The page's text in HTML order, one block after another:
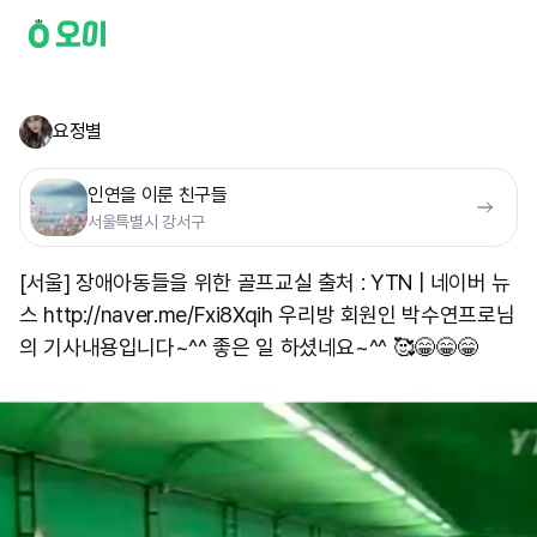
요정별
인연을 이룬 친구들
서울특별시 강서구
[서울] 장애아동들을 위한 골프교실 출처 : YTN | 네이버 뉴
스 http://naver.me/Fxi8Xqih 우리방 회원인 박수연프로님
의 기사내용입니다~^^ 좋은 일 하셨네요~^^ 🥰😁😁😁